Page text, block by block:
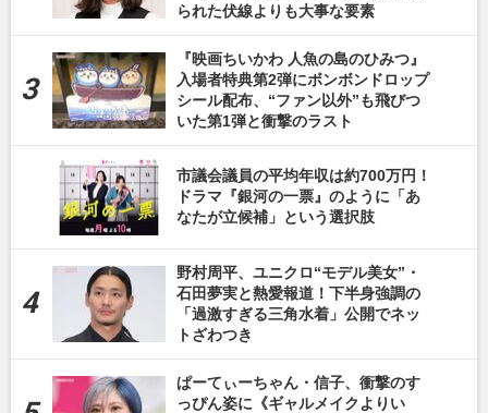
られた伏線よりも大事な要素
『映画ちいかわ 人魚の島のひみつ』
入場者特典第2弾にボンボンドロップ
シール配布、“ファン以外”も飛びつ
いた第1弾と衝撃のラスト
市議会議員の平均年収は約700万円！
ドラマ『銀河の一票』のように「あ
なたが立候補」という選択肢
野村周平、ユニクロ“モデル美女”・
石田夢実と熱愛報道！下半身強調の
「過激すぎる三角水着」公開でネッ
トざわつき
ぱーてぃーちゃん・信子、衝撃のす
っぴん姿に《ギャルメイクよりい